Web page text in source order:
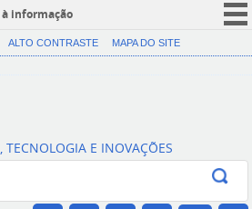
à informação
CORONAVÍRUS (COVID-19)
Canais
ALTO CONTRASTE MAPA DO SITE
E INOVAÇÕES